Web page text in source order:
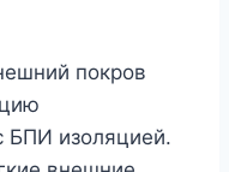
покров
БПИ изоляцией.